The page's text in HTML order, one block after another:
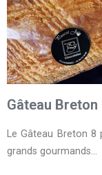
Gâteau
Le Gâteau Breton 8
grands gourmands…